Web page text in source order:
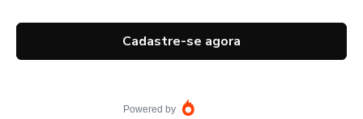
Cadastre-se agora
Powered by